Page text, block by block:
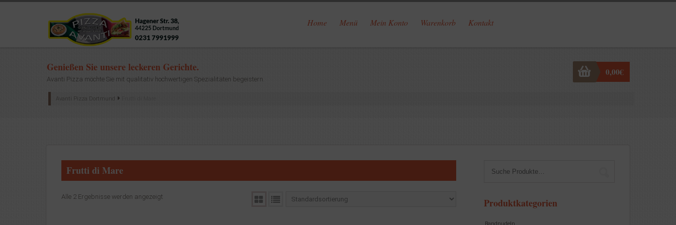
Home Menü Mein Konto Warenkorb Kontakt
Genießen Sie unsere leckeren Gerichte.
Avanti Pizza möchte Sie mit qualitativ hochwertigen Spezialitäten begeistern.
Avanti Pizza Dortmund
0,00€
Frutti di Mare
Alle 2 Ergebnisse werden angezeigt Produktkategorien